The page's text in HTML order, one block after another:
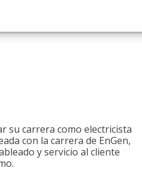
su carrera como electricista
con la carrera de EnGen,
y servicio al cliente